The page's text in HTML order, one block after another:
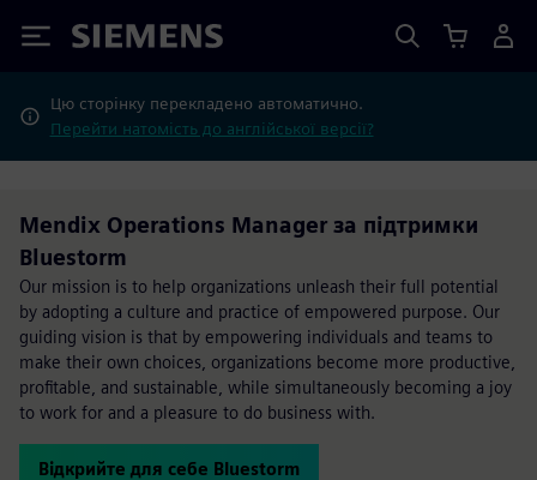
Siemens
Цю сторінку перекладено автоматично.
Перейти натомість до англійської версії?
Mendix Operations Manager за підтримки
Bluestorm
Our mission is to help organizations unleash their full potential
by adopting a culture and practice of empowered purpose. Our
guiding vision is that by empowering individuals and teams to
make their own choices, organizations become more productive,
profitable, and sustainable, while simultaneously becoming a joy
to work for and a pleasure to do business with.
Відкрийте для себе Bluestorm